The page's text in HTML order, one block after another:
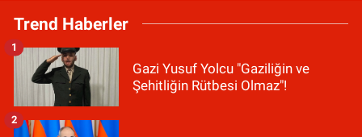
Trend Haberler
Gazi Yusuf Yolcu "Gaziliğin ve
Şehitliğin Rütbesi Olmaz"!
1
2